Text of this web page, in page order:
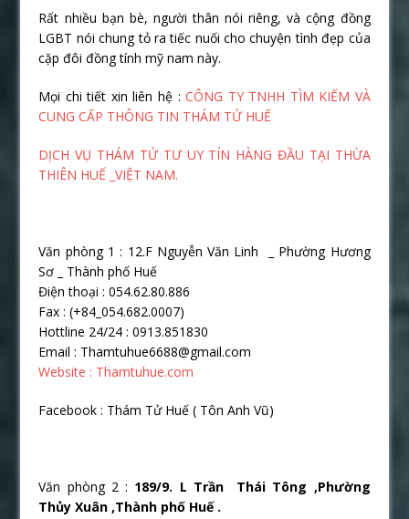
Rất nhiều bạn bè, người thân nói riêng, và cộng đồng
LGBT nói chung tỏ ra tiếc nuối cho chuyện tình đẹp của
cặp đôi đồng tính mỹ nam này.
Mọi chi tiết xin liên hệ :CÔNG TY TNHH TÌM KIẾM VÀ
CUNG CẤP THÔNG TIN THÁM TỬ HUẾ
DỊCH VỤ THÁM TỬ TƯ UY TÍN HÀNG ĐẦU TẠI THỪA
THIÊN HUẾ _VIỆT NAM.
Văn phòng 1 : 12.F Nguyễn Văn Linh _ Phường Hương
Sơ _ Thành phố Huế
Điện thoại : 054.62.80.886
Fax : (+84_054.682.0007)
Hottline 24/24 : 0913.851830
Email : Thamtuhue6688@gmail.com
Website : Thamtuhue.com
Facebook : Thám Tử Huế ( Tôn Anh Vũ)
Văn phòng 2 : 189/9. L Trần Thái Tông ,Phường
Thủy Xuân ,Thành phố Huế .